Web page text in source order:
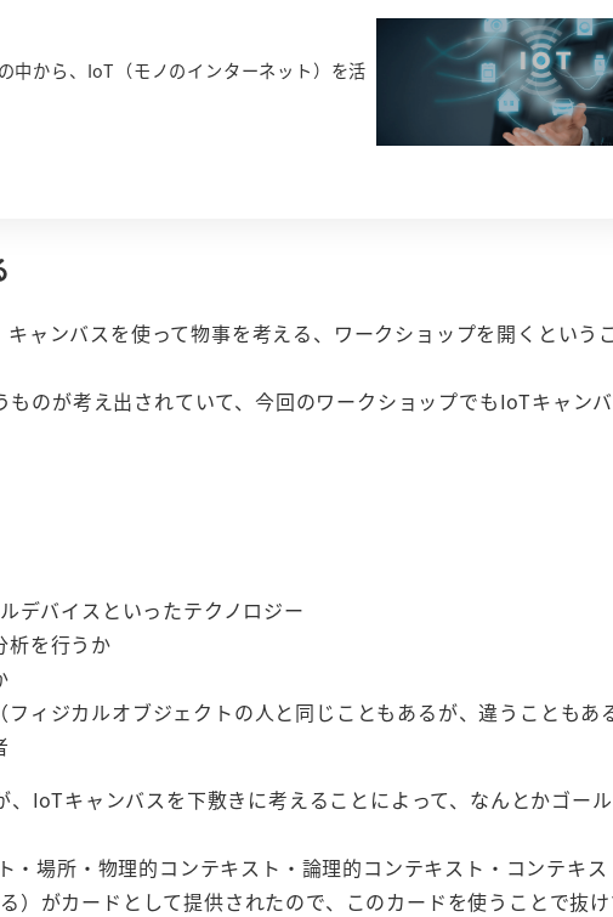
中から、IoT（モノのインターネット）を活
ャンバスを使って物事を考える、ワークショップを開くという
のが考え出されていて、今回のワークショップでもIoTキャン
デバイスといったテクノロジー
析を行うか
ィジカルオブジェクトの人と同じこともあるが、違うこともある
IoTキャンバスを下敷きに考えることによって、なんとかゴー
場所・物理的コンテキスト・論理的コンテキスト・コンテキス
）がカードとして提供されたので、このカードを使うことで抜